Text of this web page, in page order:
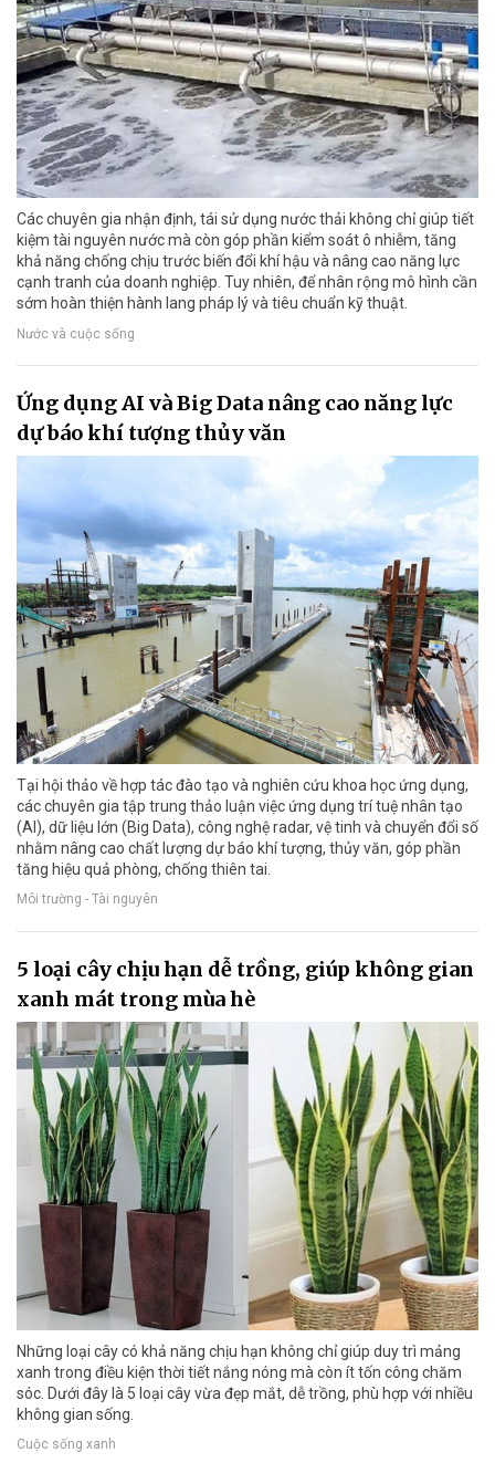
Các chuyên gia nhận định, tái sử dụng nước thải không chỉ giúp tiết
kiệm tài nguyên nước mà còn góp phần kiểm soát ô nhiễm, tăng
khả năng chống chịu trước biến đổi khí hậu và nâng cao năng lực
cạnh tranh của doanh nghiệp. Tuy nhiên, để nhân rộng mô hình cần
sớm hoàn thiện hành lang pháp lý và tiêu chuẩn kỹ thuật.
Nước và cuộc sống
Ứng dụng AI và Big Data nâng cao năng lực
dự báo khí tượng thủy văn
Tại hội thảo về hợp tác đào tạo và nghiên cứu khoa học ứng dụng,
các chuyên gia tập trung thảo luận việc ứng dụng trí tuệ nhân tạo
(AI), dữ liệu lớn (Big Data), công nghệ radar, vệ tinh và chuyển đổi số
nhằm nâng cao chất lượng dự báo khí tượng, thủy văn, góp phần
tăng hiệu quả phòng, chống thiên tai.
Môi trường - Tài nguyên
5 loại cây chịu hạn dễ trồng, giúp không gian
xanh mát trong mùa hè
Những loại cây có khả năng chịu hạn không chỉ giúp duy trì mảng
xanh trong điều kiện thời tiết nắng nóng mà còn ít tốn công chăm
sóc. Dưới đây là 5 loại cây vừa đẹp mắt, dễ trồng, phù hợp với nhiều
không gian sống.
Cuộc sống xanh